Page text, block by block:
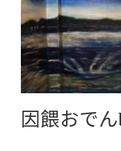
因
因餵おで